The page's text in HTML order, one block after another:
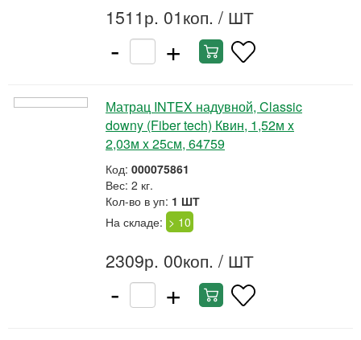
1511р. 01коп. / ШТ
- +
Матрац INTEX надувной, Classic
downy (Fiber tech) Квин, 1,52м x
2,03м x 25см, 64759
Код: 000075861
Вес: 2 кг.
Кол-во в уп: 1 ШТ
На складе: > 10
2309р. 00коп. / ШТ
- +